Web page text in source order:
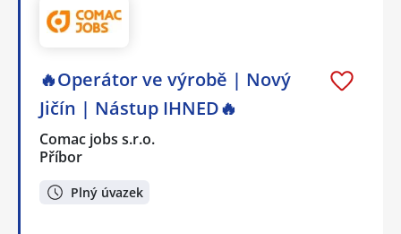
🔥Operátor ve výrobě | Nový
Jičín | Nástup IHNED🔥
Comac jobs s.r.o.
Příbor
Plný úvazek